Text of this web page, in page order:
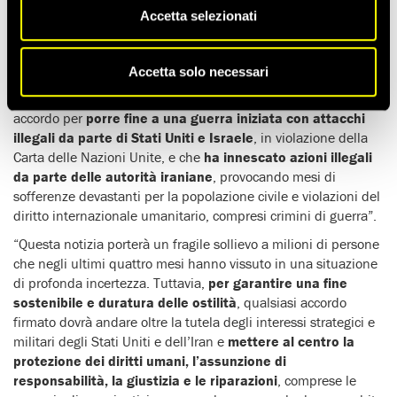
Accetta selezionati
Accetta solo necessari
e che si è estesa agli stati limitrofi causando oltre 6000 morti
Agnès Callamard, segretaria generale di Amnesty
International, ha dichiarato:
“I rappresentanti statunitensi e iraniani hanno firmato un
accordo per porre fine a una guerra iniziata con attacchi
illegali da parte di Stati Uniti e Israele , in violazione della
Carta delle Nazioni Unite, e che ha innescato azioni illegali
da parte delle autorità iraniane , provocando mesi di
sofferenze devastanti per la popolazione civile e violazioni del
diritto internazionale umanitario, compresi crimini di guerra”.
“Questa notizia porterà un fragile sollievo a milioni di persone
che negli ultimi quattro mesi hanno vissuto in una situazione
di profonda incertezza. Tuttavia, per garantire una fine
sostenibile e duratura delle ostilità , qualsiasi accordo
firmato dovrà andare oltre la tutela degli interessi strategici e
militari degli Stati Uniti e dell’Iran e mettere al centro la
protezione dei diritti umani, l’assunzione di
responsabilità, la giustizia e le riparazioni , comprese le